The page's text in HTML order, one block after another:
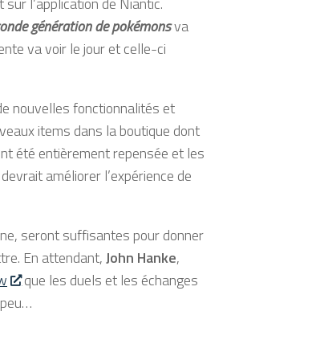
génération de pokémonsva
va voir le jour et celle-ci
nouvelles fonctionnalités et
items dans la boutique dont
été entièrement repensée et les
améliorer l’expérience de
seront suffisantes pour donner
En attendant,John Hanke,
que les duels et les échanges